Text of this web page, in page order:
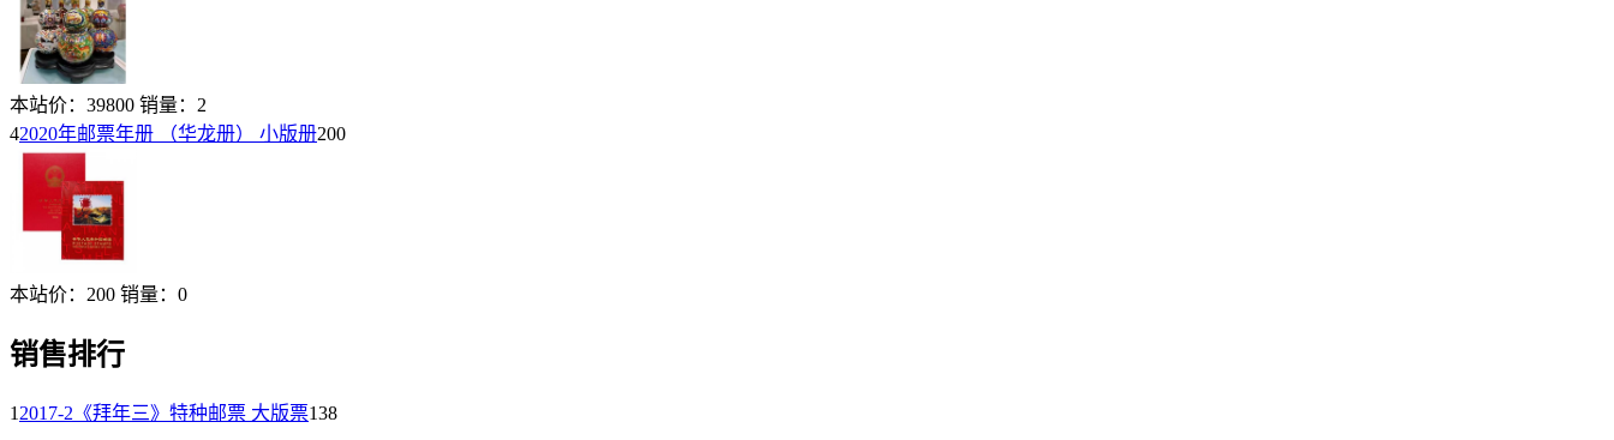
本站价： 39800 销量： 2
42020年邮票年册 （华龙册） 小版册200
本站价： 200 销量： 0
销售排行
1 2017-2《拜年三》特种邮票 大版票138